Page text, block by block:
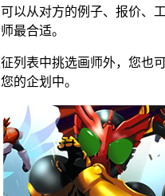
以从对方的例子、报价、
最合适。
表中挑选画师外，您也可
的企划中。